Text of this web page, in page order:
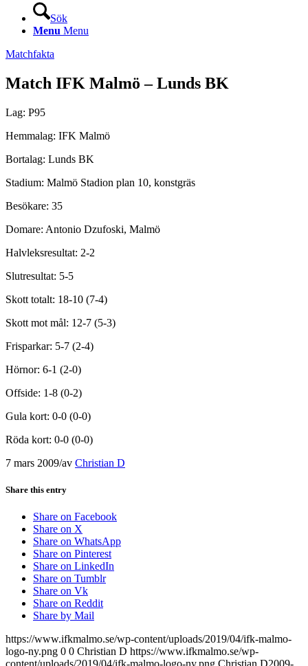
Sök
Menu Menu
Matchfakta
Match IFK Malmö – Lunds BK
Lag: P95
Hemmalag: IFK Malmö
Bortalag: Lunds BK
Stadium: Malmö Stadion plan 10, konstgräs
Besökare: 35
Domare: Antonio Dzufoski, Malmö
Halvleksresultat: 2-2
Slutresultat: 5-5
Skott totalt: 18-10 (7-4)
Skott mot mål: 12-7 (5-3)
Frisparkar: 5-7 (2-4)
Hörnor: 6-1 (2-0)
Offside: 1-8 (0-2)
Gula kort: 0-0 (0-0)
Röda kort: 0-0 (0-0)
7 mars 2009/av Christian D
Share this entry
Share on Facebook
Share on X
Share on WhatsApp
Share on Pinterest
Share on LinkedIn
Share on Tumblr
Share on Vk
Share on Reddit
Share by Mail
https://www.ifkmalmo.se/wp-content/uploads/2019/04/ifk-malmo-
logo-ny.png 0 0 Christian D https://www.ifkmalmo.se/wp-